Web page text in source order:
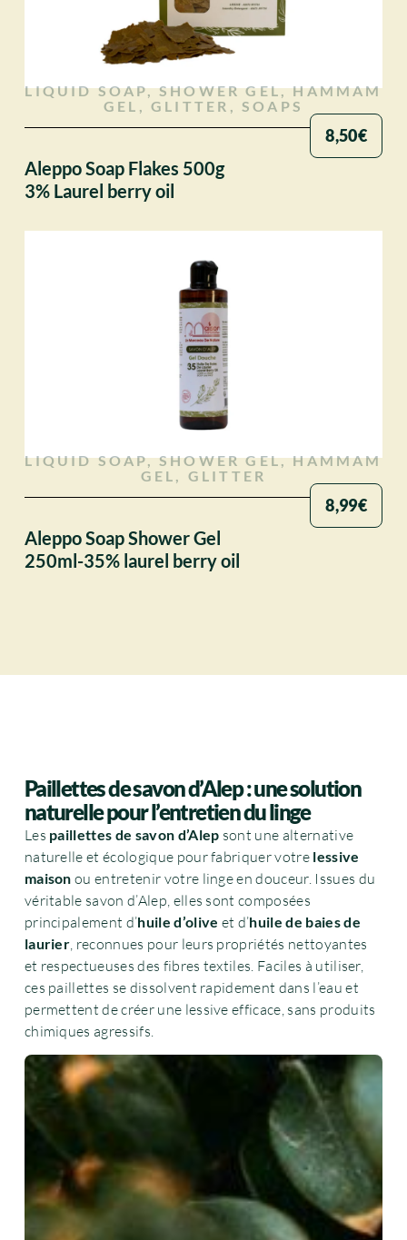
LIQUID SOAP, SHOWER GEL, HAMMAM
GEL, GLITTER
SOAPS
8,50€
Aleppo Soap Flakes 500g
3% Laurel berry oil
LIQUID SOAP, SHOWER GEL, HAMMAM
GEL, GLITTER
8,99€
Aleppo Soap Shower Gel
250ml-35% laurel berry oil
Paillettes de savon d’Alep : une solution
naturelle pour l’entretien du linge
Les paillettes de savon d’Alep sont une alternative
naturelle et écologique pour fabriquer votre lessive
maison ou entretenir votre linge en douceur. Issues du
véritable savon d’Alep, elles sont composées
principalement d’huile d’olive et d’huile de baies de
laurier , reconnues pour leurs propriétés nettoyantes
et respectueuses des fibres textiles. Faciles à utiliser,
ces paillettes se dissolvent rapidement dans l’eau et
permettent de créer une lessive efficace, sans produits
chimiques agressifs.